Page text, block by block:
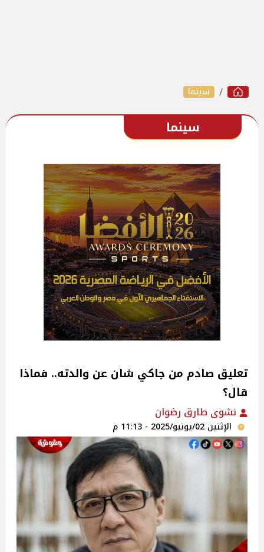
سينما
سينما
تعليق صادم من جاكي شان عن والدته.. فماذا
قال؟
نشوى طارق رضوان
الإثنين 02/يونيو/2025 - 11:13 م